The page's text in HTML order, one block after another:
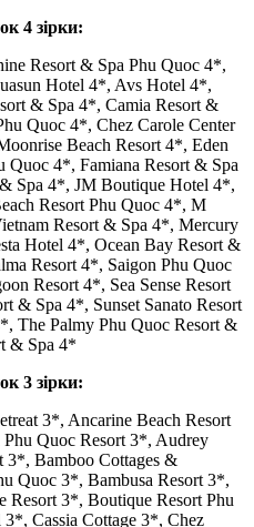
4 зірки:
Resort & Spa Phu Quoc 4*,
Hotel 4*, Avs Hotel 4*,
& Spa 4*, Camia Resort &
Quoc 4*, Chez Carole Center
Beach Resort 4*, Eden
4*, Famiana Resort & Spa
Spa 4*, JM Boutique Hotel 4*,
Resort Phu Quoc 4*, M
Resort & Spa 4*, Mercury
Hotel 4*, Ocean Bay Resort &
Resort 4*, Saigon Phu Quoc
Resort 4*, Sea Sense Resort
& Spa 4*, Sunset Sanato Resort
The Palmy Phu Quoc Resort &
& Spa 4*
3 зірки:
3*, Ancarine Beach Resort
Quoc Resort 3*, Audrey
3*, Bamboo Cottages &
Quoc 3*, Bambusa Resort 3*,
Resort 3*, Boutique Resort Phu
Cassia Cottage 3*, Chez